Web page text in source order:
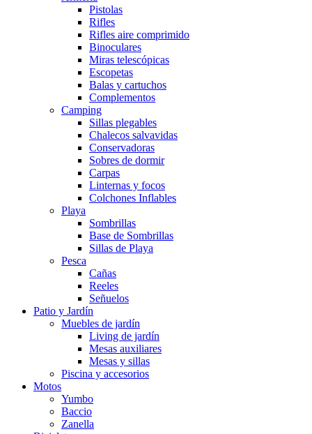
Pistolas
Rifles
Rifles aire comprimido
Binoculares
Miras telescópicas
Escopetas
Balas y cartuchos
Complementos
Camping
Sillas plegables
Chalecos salvavidas
Conservadoras
Sobres de dormir
Carpas
Linternas y focos
Colchones Inflables
Playa
Sombrillas
Base de Sombrillas
Sillas de Playa
Pesca
Cañas
Reeles
Señuelos
Patio y Jardín
Muebles de jardín
Living de jardín
Mesas auxiliares
Mesas y sillas
Piscina y accesorios
Motos
Yumbo
Baccio
Zanella